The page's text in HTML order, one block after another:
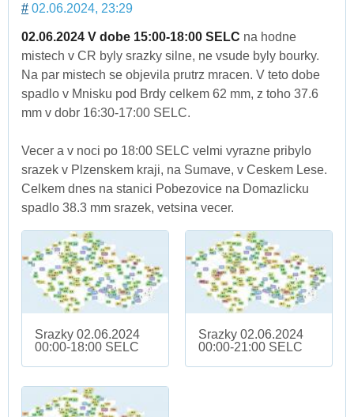
# 02.06.2024, 23:29
02.06.2024 V dobe 15:00-18:00 SELC na hodne
mistech v CR byly srazky silne, ne vsude byly bourky.
Na par mistech se objevila prutrz mracen. V teto dobe
spadlo v Mnisku pod Brdy celkem 62 mm, z toho 37.6
mm v dobr 16:30-17:00 SELC.
Vecer a v noci po 18:00 SELC velmi vyrazne pribylo
srazek v Plzenskem kraji, na Sumave, v Ceskem Lese.
Celkem dnes na stanici Pobezovice na Domazlicku
spadlo 38.3 mm srazek, vetsina vecer.
Srazky 02.06.2024
00:00-18:00 SELC
Srazky 02.06.2024
00:00-21:00 SELC